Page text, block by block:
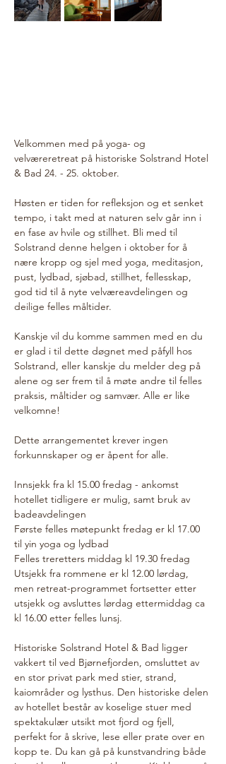
Velkommen med på yoga- og
velværeretreat på historiske Solstrand Hotel
& Bad 24. - 25. oktober.
Høsten er tiden for refleksjon og et senket
tempo, i takt med at naturen selv går inn i
en fase av hvile og stillhet. Bli med til
Solstrand denne helgen i oktober for å
nære kropp og sjel med yoga, meditasjon,
pust, lydbad, sjøbad, stillhet, fellesskap,
god tid til å nyte velværeavdelingen og
deilige felles måltider.
Kanskje vil du komme sammen med en du
er glad i til dette døgnet med påfyll hos
Solstrand, eller kanskje du melder deg på
alene og ser frem til å møte andre til felles
praksis, måltider og samvær. Alle er like
velkomne!
Dette arrangementet krever ingen
forkunnskaper og er åpent for alle.
Innsjekk fra kl 15.00 fredag - ankomst
hotellet tidligere er mulig, samt bruk av
badeavdelingen
Første felles møtepunkt fredag er kl 17.00
til yin yoga og lydbad
Felles treretters middag kl 19.30 fredag
Utsjekk fra rommene er kl 12.00 lørdag,
men retreat-programmet fortsetter etter
utsjekk og avsluttes lørdag ettermiddag ca
kl 16.00 etter felles lunsj.
Historiske Solstrand Hotel & Bad ligger
vakkert til ved Bjørnefjorden, omsluttet av
en stor privat park med stier, strand,
kaiområder og lysthus. Den historiske delen
av hotellet består av koselige stuer med
spektakulær utsikt mot fjord og fjell,
perfekt for å skrive, lese eller prate over en
kopp te. Du kan gå på kunstvandring både